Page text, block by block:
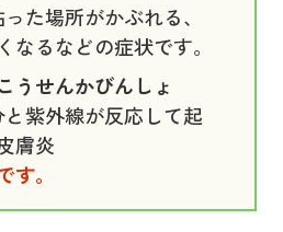
った場所がかぶれる、
なるなどの症状です。
うせんかびんしょ
紫外線が反応して起
膚炎
。